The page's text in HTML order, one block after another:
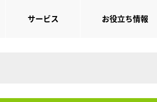
サービス お役立ち情報